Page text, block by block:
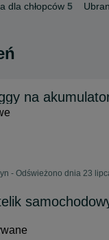
dla chłopców 5
na
- Odświeżono dnia 23